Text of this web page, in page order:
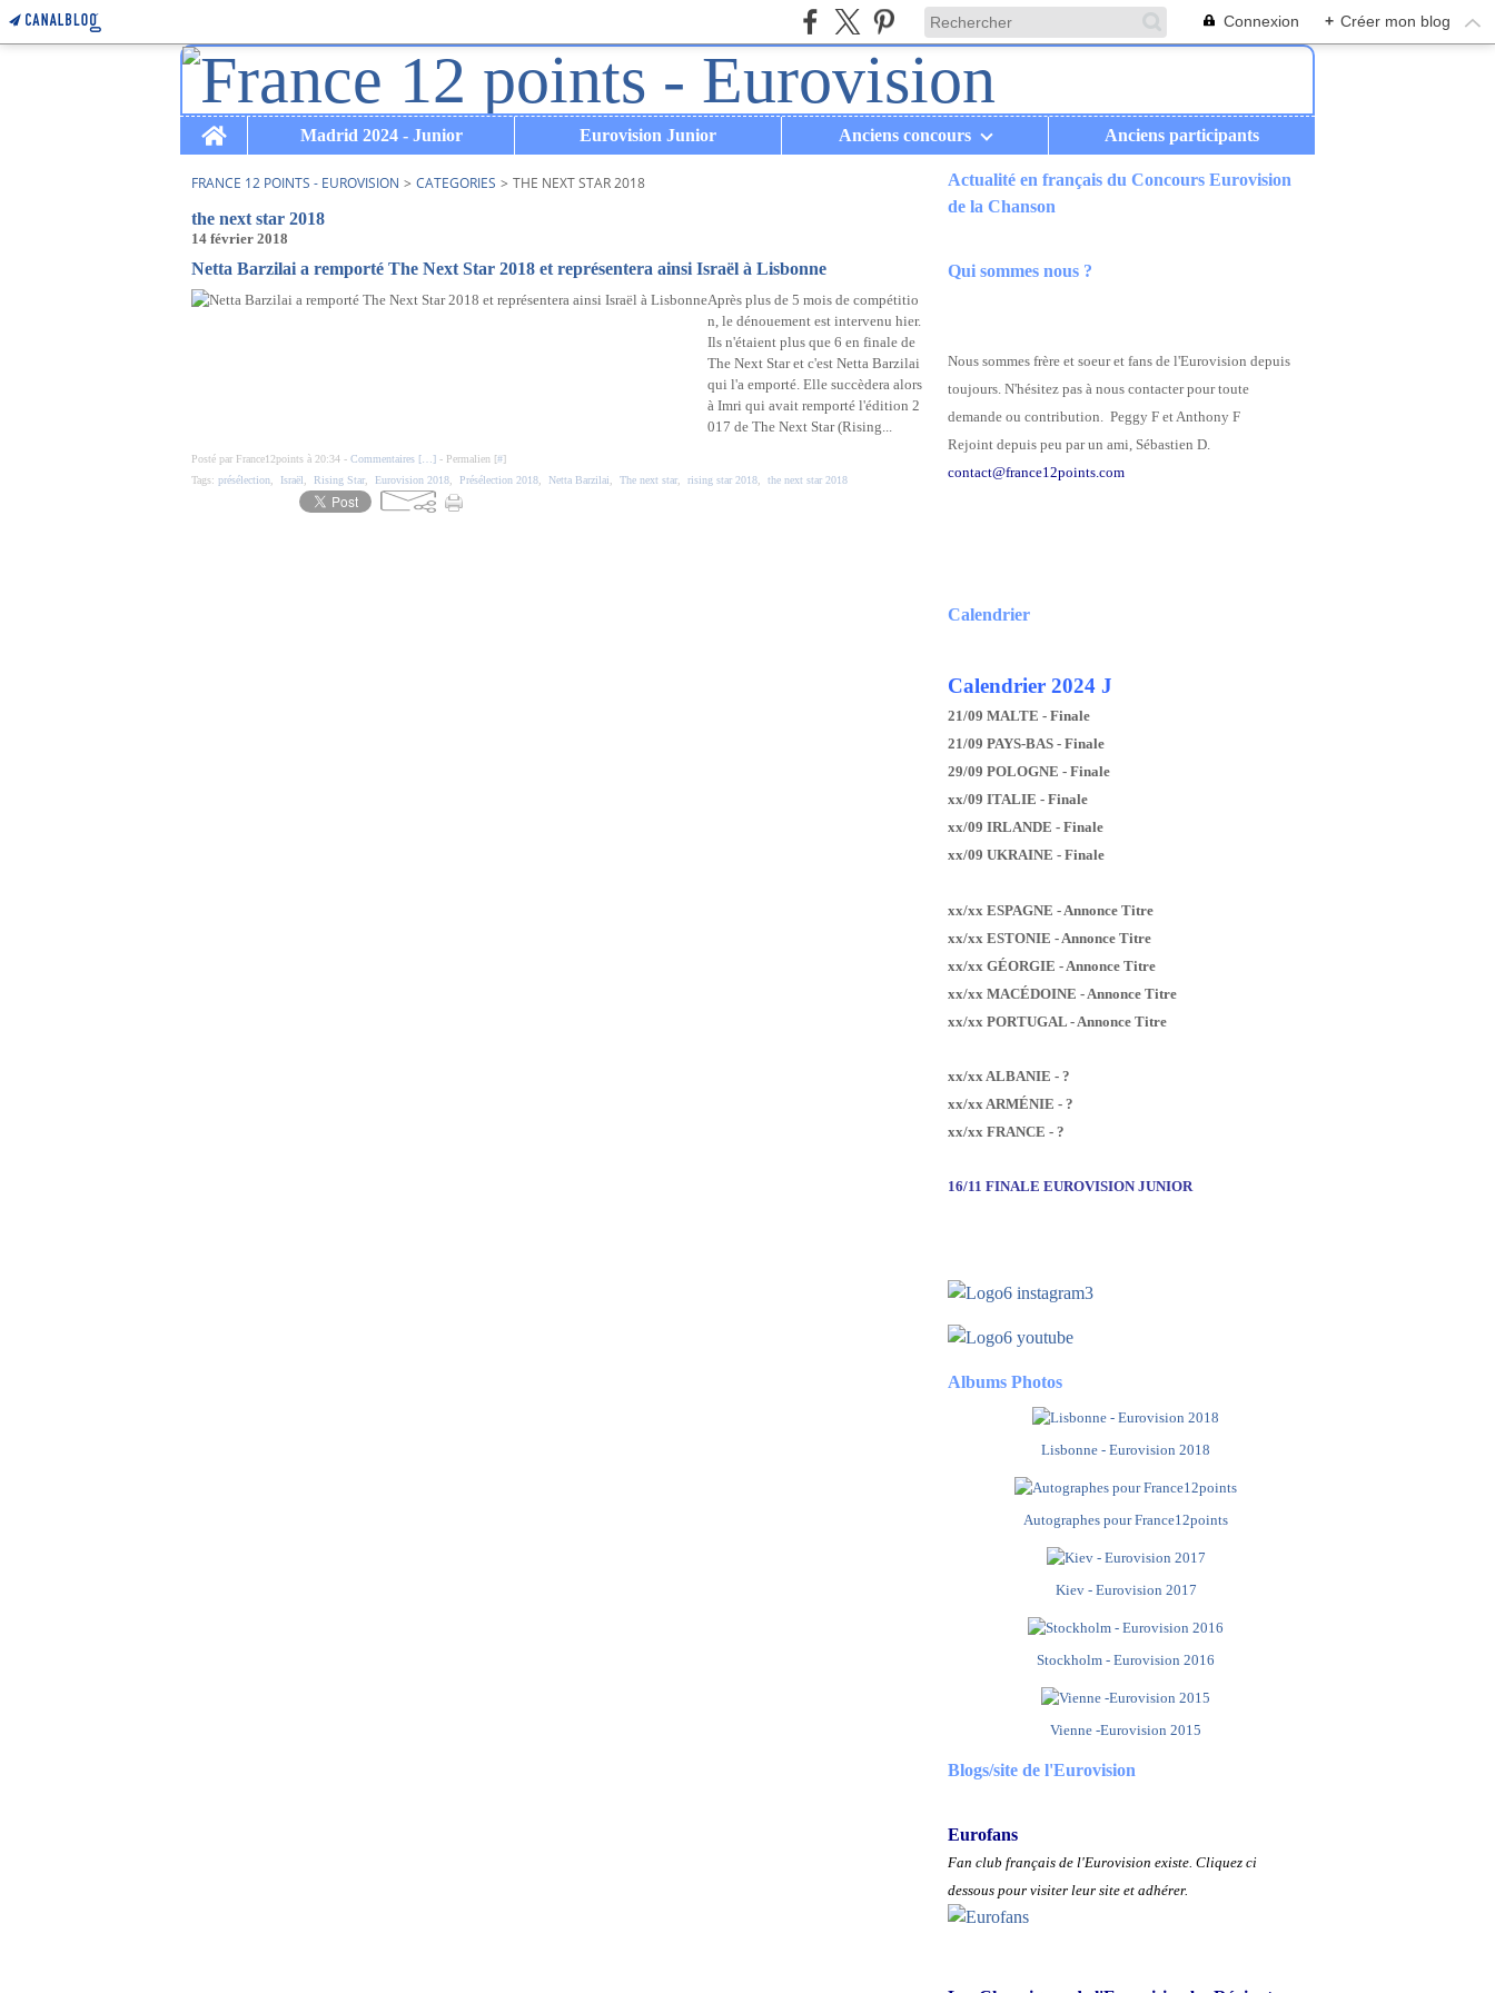
Connexion + Créer mon blog
Home
Madrid 2024 - Junior Eurovision Junior Anciens concours Anciens participants
FRANCE 12 POINTS - EUROVISION > CATEGORIES > THE NEXT STAR 2018
the next star 2018
14 février 2018
Netta Barzilai a remporté The Next Star 2018 et représentera ainsi Israël à Lisbonne
Après plus de 5 mois de compétitio
n, le dénouement est intervenu hier.
Ils n'étaient plus que 6 en finale de
The Next Star et c'est Netta Barzilai
qui l'a emporté. Elle succèdera alors
à Imri qui avait remporté l'édition 2
017 de The Next Star (Rising...
Posté par France12points à 20:34 - Commentaires [ ] - Permalien [#]
Tags: présélection Israël Rising Star Eurovision 2018 Présélection 2018 Netta Barzilai The next star rising star 2018 the next star 2018
Actualité en français du Concours Eurovision
de la Chanson
Qui sommes nous ?
Nous sommes frère et soeur et fans de l'Eurovision depuis
toujours. N'hésitez pas à nous contacter pour toute
demande ou contribution. Peggy F et Anthony F
Rejoint depuis peu par un ami, Sébastien D.
contact@france12points.com
Calendrier
Calendrier 2024 J
21/09 MALTE - Finale
21/09 PAYS-BAS - Finale
29/09 POLOGNE - Finale
xx/09 ITALIE - Finale
xx/09 IRLANDE - Finale
xx/09 UKRAINE - Finale
xx/xx ESPAGNE - Annonce Titre
xx/xx ESTONIE - Annonce Titre
xx/xx GÉORGIE - Annonce Titre
xx/xx MACÉDOINE - Annonce Titre
xx/xx PORTUGAL - Annonce Titre
xx/xx ALBANIE - ?
xx/xx ARMÉNIE - ?
xx/xx FRANCE - ?
16/11 FINALE EUROVISION JUNIOR
Albums Photos
Lisbonne - Eurovision 2018
Autographes pour France12points
Kiev - Eurovision 2017
Stockholm - Eurovision 2016
Vienne -Eurovision 2015
Blogs/site de l'Eurovision
Eurofans
Fan club français de l'Eurovision existe. Cliquez ci
dessous pour visiter leur site et adhérer.